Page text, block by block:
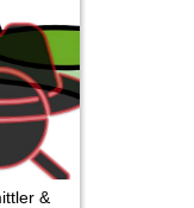
&